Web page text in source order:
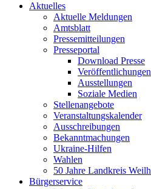
Aktuelles
Aktuelle Meldungen
Amtsblatt
Pressemitteilungen
Presseportal
Download Presse
Veröffentlichungen
Ausstellungen
Soziale Medien
Stellenangebote
Veranstaltungskalender
Ausschreibungen
Bekanntmachungen
Ukraine-Hilfen
Wahlen
50 Jahre Landkreis
Bürgerservice